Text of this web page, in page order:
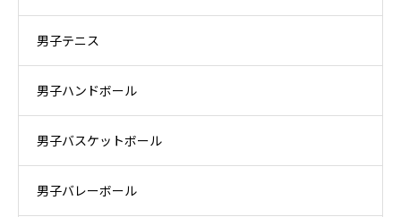
男子テニス
男子ハンドボール
男子バスケットボール
男子バレーボール